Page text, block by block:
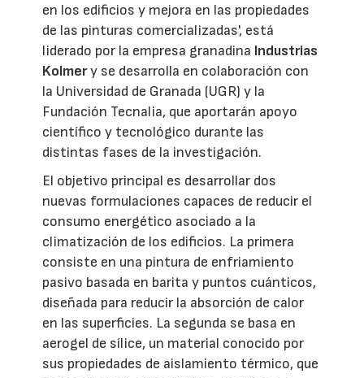
en los edificios y mejora en las propiedades
de las pinturas comercializadas', está
liderado por la empresa granadina Industrias
Kolmery se desarrolla en colaboración con
la Universidad de Granada (UGR) y la
Fundación Tecnalia, que aportarán apoyo
científico y tecnológico durante las
distintas fases de la investigación.
El objetivo principal es desarrollar dos
nuevas formulaciones capaces de reducir el
consumo energético asociado a la
climatización de los edificios. La primera
consiste en una pintura de enfriamiento
pasivo basada en barita y puntos cuánticos,
diseñada para reducir la absorción de calor
en las superficies. La segunda se basa en
aerogel de sílice, un material conocido por
sus propiedades de aislamiento térmico, que